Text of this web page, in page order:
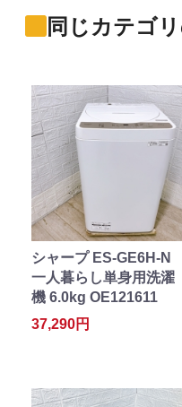
同じカテゴ
シャープ ES-GE6H-N
一人暮らし単身用洗濯
機 6.0kg OE121611
37,290円